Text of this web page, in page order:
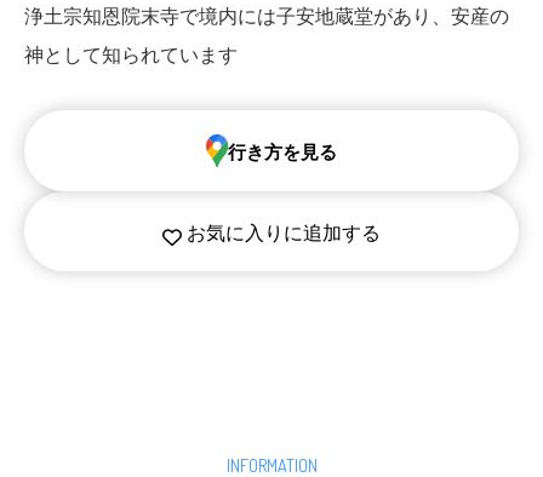
浄土宗知恩院末寺で境内には子安地蔵堂があり、安産の
神として知られています
お気に入りに追加する
行き方を見る